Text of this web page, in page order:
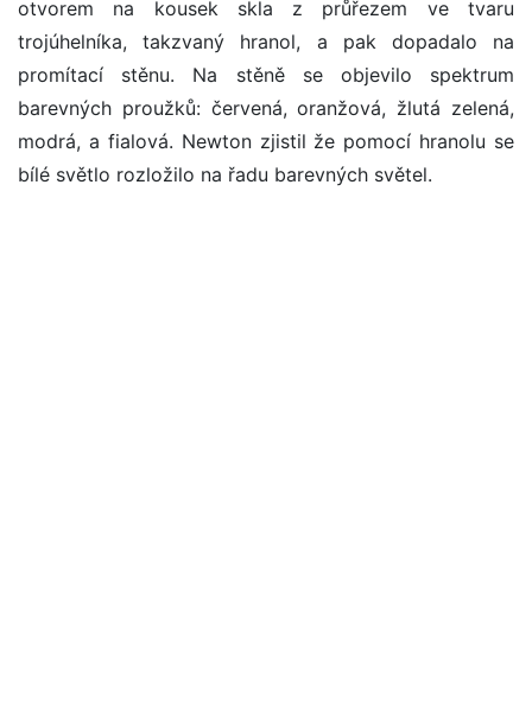
otvorem na kousek skla z průřezem ve tvaru
trojúhelníka, takzvaný hranol, a pak dopadalo na
promítací stěnu. Na stěně se objevilo spektrum
barevných proužků: červená, oranžová, žlutá zelená,
modrá, a fialová. Newton zjistil že pomocí hranolu se
bílé světlo rozložilo na řadu barevných světel.